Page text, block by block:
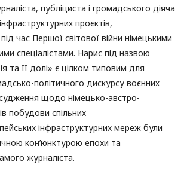
публіциста і громадського діяча
проєктів,
час Першої світової війни німецькими
спеціалістами. Нарис під назвою
та її долі» є цілком типовим для
політичного дискурсу воєнних
судження щодо німецько-австро-
побудови спільних
інфраструктурних мереж були
кон’юнктурою епохи та
журналіста.